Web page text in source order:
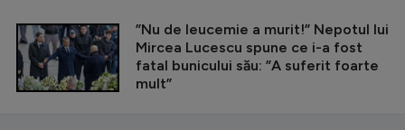
”Nu de leucemie a murit!” Nepotul lui
Mircea Lucescu spune ce i-a fost
fatal bunicului său: ”A suferit foarte
mult”